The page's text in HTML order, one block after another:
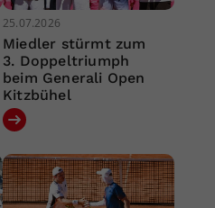
25.07.2026
Miedler stürmt zum
3. Doppeltriumph
beim Generali Open
Kitzbühel